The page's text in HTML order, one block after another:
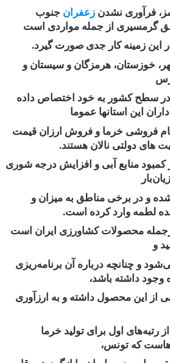
فرآوری نشدن زعفران جنوب
گرمسیری از جمله مواردی است
این زمینه کار جدی صورت گیرد.
خوزستان، هرمزگان و سیستان و
در سطح کشور به خود اختصاص داده
این استانها عموما
خام فروشی خرما و فروش ارزان قیمت
های دولتی نالان هستند.
کمبود منابع آبی و افزایش درجه شوری
و در برخی مناطق به میزان و
لطمه وارد کرده است.
ازجمله محصولات کشاورزی ایران است
و
و چنانچه درباره آن برنامه‌ریزی
داشته باشد،
از این محصول داشته و به ارزآوری
رتبه‌های اول برای تولید خرما
که تونس،